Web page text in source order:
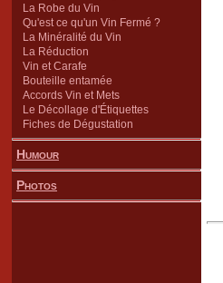
La Robe du Vin
Qu'est ce qu'un Vin Fermé ?
La Minéralité du Vin
La Réduction
Vin et Carafe
Bouteille entamée
Accords Vin et Mets
Le Décollage d'Étiquettes
Fiches de Dégustation
Humour
Photos